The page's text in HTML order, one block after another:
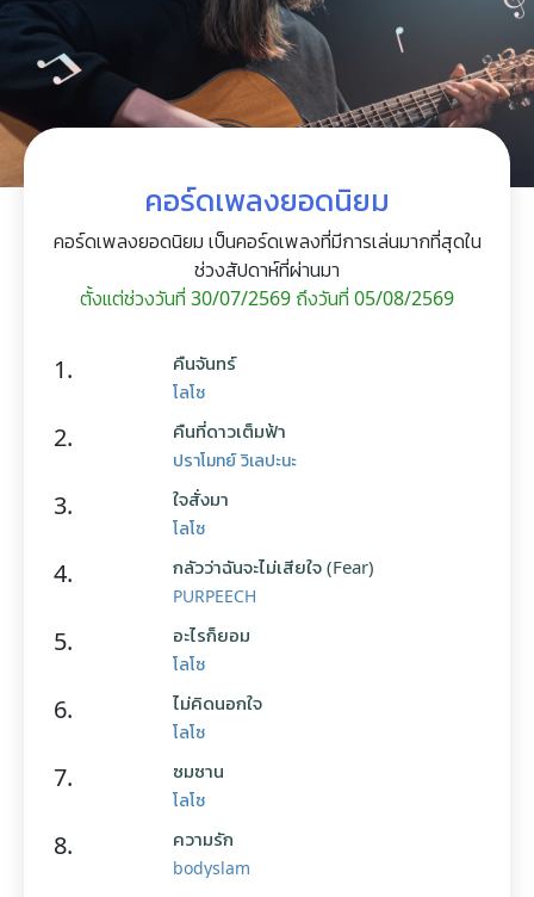
คอร์ดเพลงยอดนิยม
คอร์ดเพลงยอดนิยม เป็นคอร์ดเพลงที่มีการเล่นมากที่สุดใน
ช่วงสัปดาห์ที่ผ่านมา
ตั้งแต่ช่วงวันที่ 30/07/2569 ถึงวันที่ 05/08/2569
1. คืนจันทร์
โลโซ
2. คืนที่ดาวเต็มฟ้า
ปราโมทย์ วิเลปะนะ
3. ใจสั่งมา
โลโซ
4. กลัวว่าฉันจะไม่เสียใจ (Fear)
PURPEECH
5. อะไรก็ยอม
โลโซ
6. ไม่คิดนอกใจ
โลโซ
7. ซมซาน
โลโซ
8. ความรัก
bodyslam